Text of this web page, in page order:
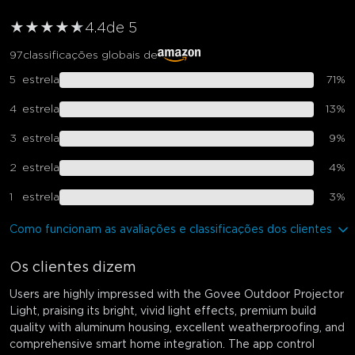
★ ★ ★ ★ ★
★4.4de 5
97classificações globais de
5 estrela 71%
4 estrela 13%
3 estrela 9%
2 estrela 4%
1 estrela 3%
Como funcionam as avaliações e classificações dos clientes
Os clientes dizem
Users are highly impressed with the Govee Outdoor Projector
Light, praising its bright, vivid light effects, premium build
quality with aluminum housing, excellent weatherproofing, and
comprehensive smart home integration. The app control